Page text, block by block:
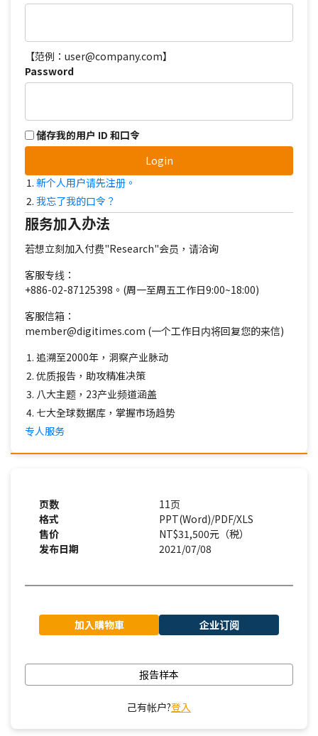
【范例：user@company.com】
Password
储存我的用户 ID 和口令
Login
新个人用户请先注册。
我忘了我的口令？
服务加入办法
若想立刻加入付费"Research"会员，请洽询
客服专线：
+886-02-87125398。(周一至周五工作日9:00~18:00)
客服信箱：
member@digitimes.com (一个工作日内将回复您的来信)
追溯至2000年，洞察产业脉动
优质报告，助攻精准决策
八大主题，23产业频道涵盖
七大全球数据库，掌握市场趋势
专人服务
页数
11页
格式
PPT(Word)/PDF/XLS
售价
NT$31,500元（税）
发布日期
2021/07/08
加入購物車 企业订阅
报告样本
己有帐户?登入